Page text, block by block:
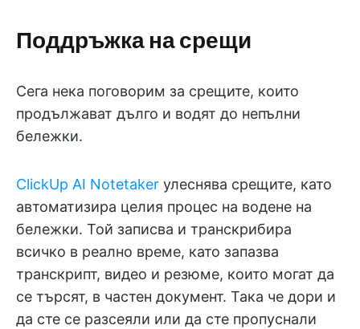
Поддръжка на срещи
Сега нека поговорим за срещите, които
продължават дълго и водят до непълни
бележки.
ClickUp AI Notetaker улеснява срещите, като
автоматизира целия процес на водене на
бележки. Той записва и транскрибира
всичко в реално време, като запазва
транскрипт, видео и резюме, които могат да
се търсят, в частен документ. Така че дори и
да сте се разсеяли или да сте пропуснали